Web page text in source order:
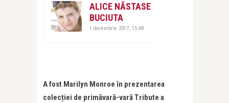
ALICE NĂSTASE
BUCIUTA
1 decembrie 2017, 15:48
A fost Marilyn Monroe în prezentarea
colecției de primăvară-vară Tribute a